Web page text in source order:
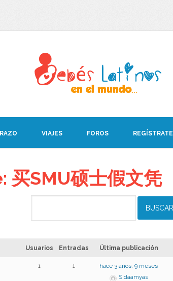
VIAJES FOROS REGÍSTRATE
SMU硕士假文凭
Usuarios Entradas Última publicación
1 1 hace 3 años, 9 meses
Sidaamyas